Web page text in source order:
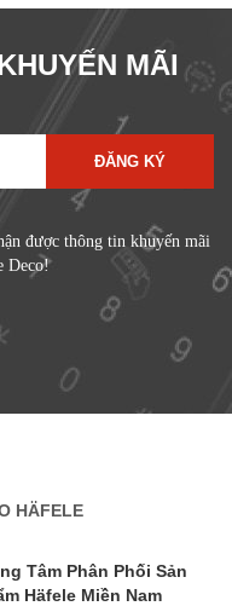
MÃI
ĐĂNG KÝ
được thông tin khuyến mãi
Deco!
HÄFELE
Tâm Phân Phối Sản
Häfele Miền Nam